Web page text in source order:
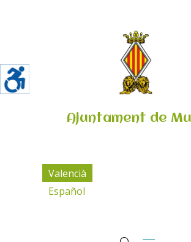
Ajuntament de
Valencià
Español